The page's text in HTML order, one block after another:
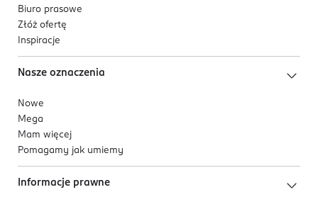
Biuro prasowe
Złóż ofertę
Inspiracje
Nasze oznaczenia
Nowe
Mega
Mam więcej
Pomagamy jak umiemy
Informacje prawne